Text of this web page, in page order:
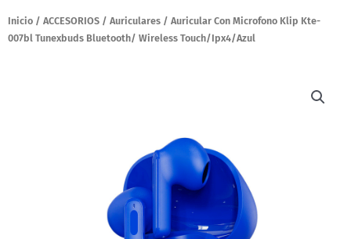
p
k
a
m
Inicio / ACCESORIOS / Auriculares / Auricular Con Microfono Klip Kte-
007bl Tunexbuds Bluetooth/ Wireless Touch/Ipx4/Azul